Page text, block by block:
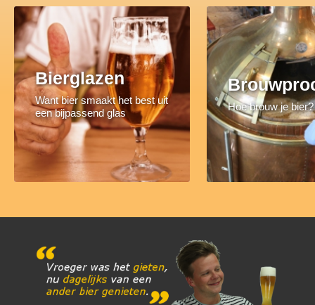
Bierglazen
Want bier smaakt het best uit
een bijpassend glas
Hoe brouw je bier?